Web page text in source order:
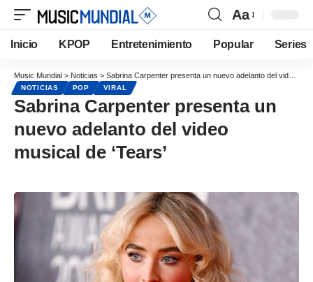
Aa
Inicio KPOP Entretenimiento Popular Series
Music Mundial > Noticias > Sabrina Carpenter presenta un nuevo adelanto del video musical de ‘Tears’
NOTICIAS POP VIRAL
Sabrina Carpenter presenta un
nuevo adelanto del video
musical de ‘Tears’